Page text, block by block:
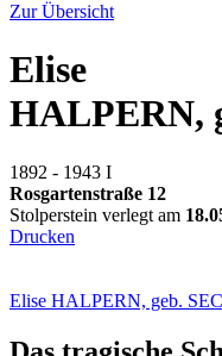
Zur Übersicht
Elise
HALPERN,
1892 - 1943 I
Rosgartenstraße 12
Stolperstein verlegt am
Drucken
Elise HALPERN, geb.